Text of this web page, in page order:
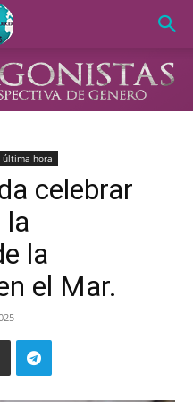
última hora
celebrar
la
la
el Mar.